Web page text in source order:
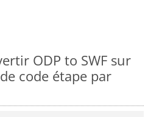
ODP to SWF sur
code étape par